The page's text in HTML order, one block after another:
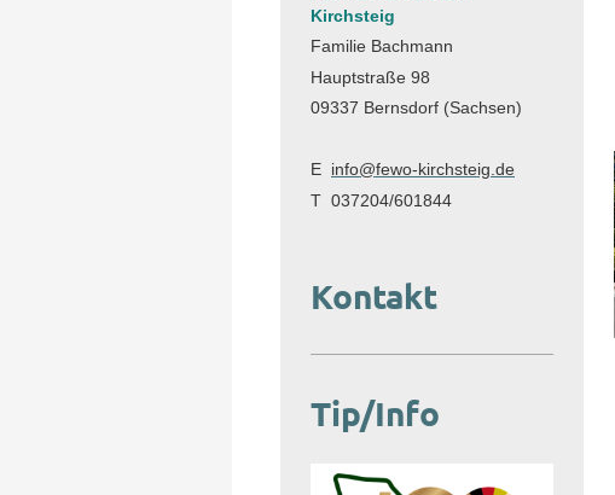
Kirchsteig
Familie Bachmann
Hauptstraße 98
09337 Bernsdorf (Sachsen)
E info@fewo-kirchsteig.de
T 037204/601844
Kontakt
Tip/Info